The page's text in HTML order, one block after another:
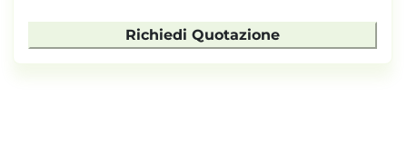
Richiedi Quotazione